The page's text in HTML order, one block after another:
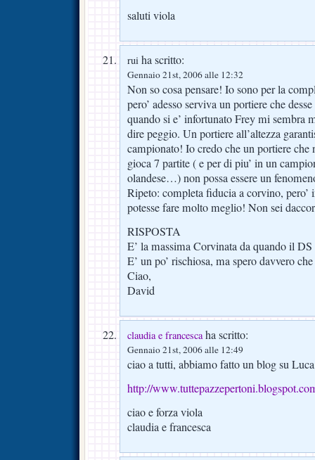
saluti viola
rui ha scritto:
Gennaio 21st, 2006 alle 12:32
Non so cosa pensare! Io sono per la
pero’ adesso serviva un portiere che
quando si e’ infortunato Frey mi sembra
dire peggio. Un portiere all’altezza
campionato! Io credo che un portiere
gioca 7 partite ( e per di piu’ in un
olandese…) non possa essere un
Ripeto: completa fiducia a corvino, pero’
potesse fare molto meglio! Non sei
RISPOSTA
E’ la massima Corvinata da quando il DS
E’ un po’ rischiosa, ma spero davvero
Ciao,
David
claudia e francescaha scritto:
Gennaio 21st, 2006 alle 12:49
ciao a tutti, abbiamo fatto un blog su
http://
ciao e forza viola
claudia e francesca